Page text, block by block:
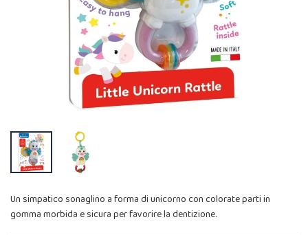
Un simpatico sonaglino a forma di unicorno con colorate parti in
gomma morbida e sicura per favorire la dentizione.